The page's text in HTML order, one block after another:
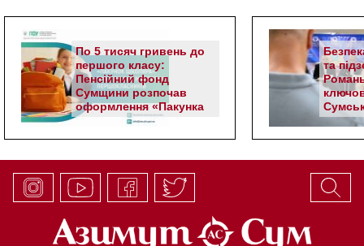
По 5 тисяч гривень до
першого класу:
Пенсійний фонд
Сумщини розпочав
оформлення «Пакунка
школяра»
та